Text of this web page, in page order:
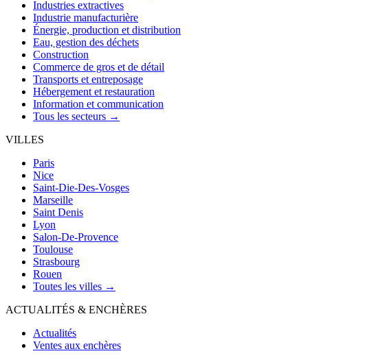
Industries extractives
Industrie manufacturière
Énergie, production et distribution
Eau, gestion des déchets
Construction
Commerce de gros et de détail
Transports et entreposage
Hébergement et restauration
Information et communication
Tous les secteurs →
VILLES
Paris
Nice
Saint-Die-Des-Vosges
Marseille
Saint Denis
Lyon
Salon-De-Provence
Toulouse
Strasbourg
Rouen
Toutes les villes →
ACTUALITÉS & ENCHÈRES
Actualités
Ventes aux enchères